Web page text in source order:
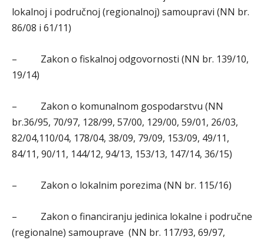
lokalnoj i područnoj (regionalnoj) samoupravi (NN br.
86/08 i 61/11)
– Zakon o fiskalnoj odgovornosti (NN br. 139/10,
19/14)
– Zakon o komunalnom gospodarstvu (NN
br.36/95, 70/97, 128/99, 57/00, 129/00, 59/01, 26/03,
82/04,110/04, 178/04, 38/09, 79/09, 153/09, 49/11,
84/11, 90/11, 144/12, 94/13, 153/13, 147/14, 36/15)
– Zakon o lokalnim porezima (NN br. 115/16)
– Zakon o financiranju jedinica lokalne i područne
(regionalne) samouprave (NN br. 117/93, 69/97,